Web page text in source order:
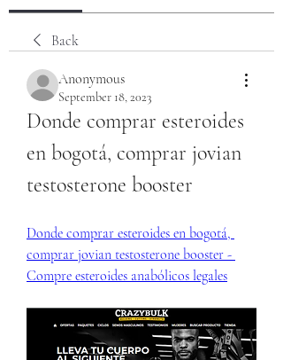
Back
Anonymous
September 18, 2023
Donde comprar esteroides
en bogotá, comprar jovian
testosterone booster
Donde comprar esteroides en bogotá,
comprar jovian testosterone booster -
Compre esteroides anabólicos legales